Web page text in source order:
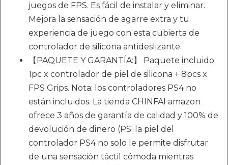
juegos de FPS. Es fácil de instalar y eliminar.
Mejora la sensación de agarre extra y tu
experiencia de juego con esta cubierta de
controlador de silicona antideslizante.
【PAQUETE Y GARANTÍA:】 Paquete incluido:
1pc x controlador de piel de silicona + 8pcs x
FPS Grips. Nota: los controladores PS4 no
están incluidos. La tienda CHINFAI amazon
ofrece 3 años de garantía de calidad y 100% de
devolución de dinero (PS: la piel del
controlador PS4 no solo le permite disfrutar
de una sensación táctil cómoda mientras